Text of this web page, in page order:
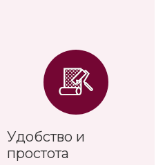
Удобство и
простота